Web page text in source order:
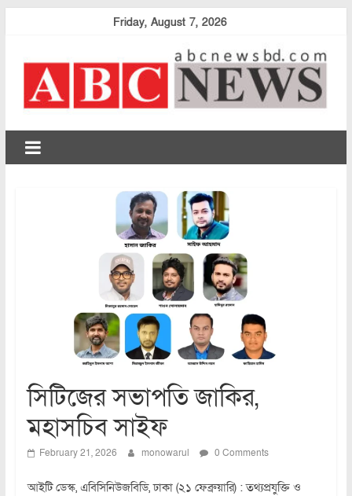
Friday, August 7, 2026
abcnewsbd
সিটিজের সভাপতি জাকির,
মহাসচিব সাইফ
February 21, 2026 monowarul 0 Comments
আইটি ডেস্ক, এবিসিনিউজবিডি, ঢাকা (২১ ফেব্রুয়ারি) : তথ্যপ্রযুক্তি ও